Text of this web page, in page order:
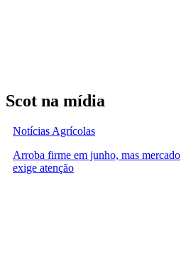
Scot na mídia
Notícias Agrícolas
Arroba firme em junho, mas mercado
exige atenção